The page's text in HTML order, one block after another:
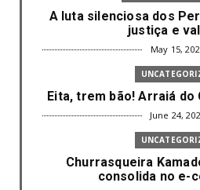
A luta silenciosa dos
justiça e
May 15,
Eita, trem bão! Arraiá do
June 24,
Churrasqueira
consolida no e-